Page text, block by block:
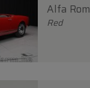
Alfa
Red